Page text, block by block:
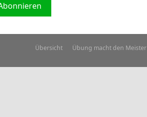
Übersicht Übung macht den Meister